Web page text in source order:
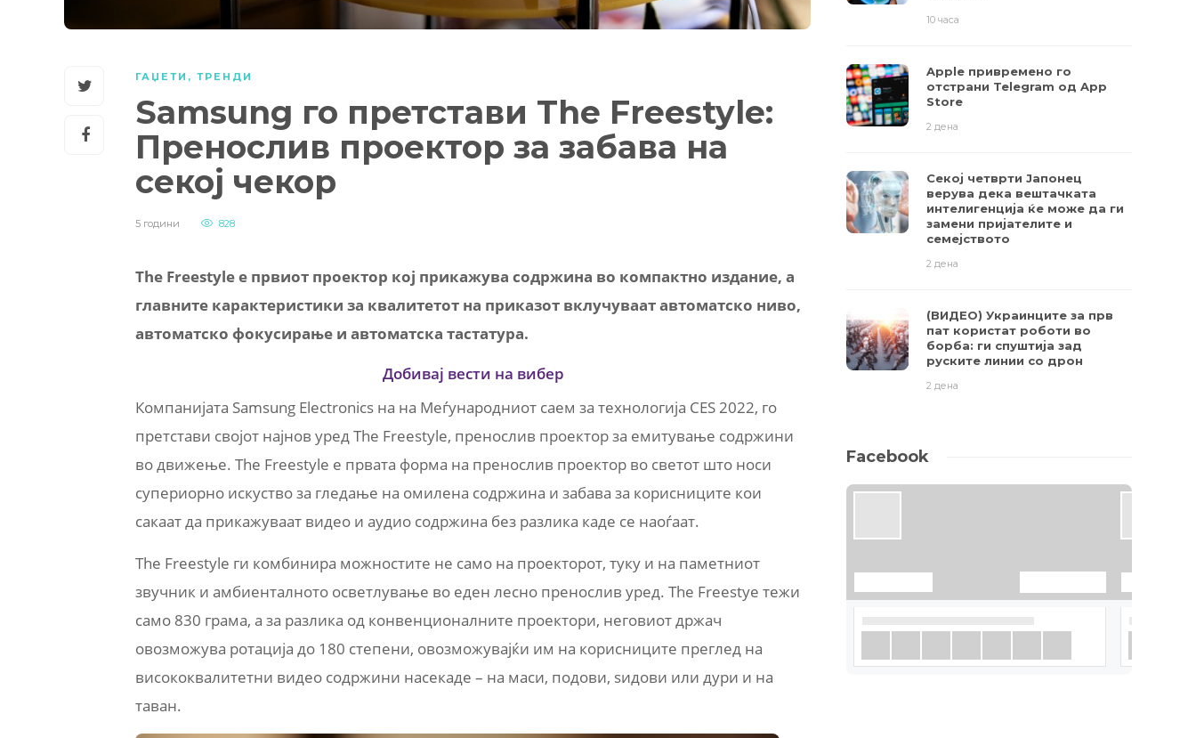
ГАЏЕТИ , ТРЕНДИ
Samsung го претстави The Freestyle:
Пренослив проектор за забава на
секој чекор
5 години 828
The Freestyle е првиот проектор кој прикажува содржина во компактно издание, а
главните карактеристики за квалитетот на приказот вклучуваат автоматско ниво,
автоматско фокусирање и автоматскa тастатура.
Добивај вести на вибер
Компанијата Samsung Electronics на на Меѓународниот саем за технологија CES 2022, го
претстави својот најнов уред The Freestyle, пренослив проектор за емитување содржини
во движење. The Freestyle е првата форма на пренослив проектор во светот што носи
супериорно искуство за гледање на омилена содржина и забава за корисниците кои
сакаат да прикажуваат видео и аудио содржина без разлика каде се наоѓаат.
The Freestyle ги комбинира можностите не само на проекторот, туку и на паметниот
звучник и амбиенталното осветлување во еден лесно пренослив уред. The Freestye тежи
само 830 грама, а за разлика од конвенционалните проектори, неговиот држач
овозможува ротација до 180 степени, овозможувајќи им на корисниците преглед на
висококвалитетни видео содржини насекаде – на маси, подови, ѕидови или дури и на
таван.
10 часа
Apple привремено го
отстрани Telegram од App
Store
2 дена
Секој четврти Јапонец
верува дека вештачката
интелигенција ќе може да ги
замени пријателите и
семејството
2 дена
(ВИДЕО) Украинците за прв
пат користат роботи во
борба: ги спуштија зад
руските линии со дрон
2 дена
Facebook